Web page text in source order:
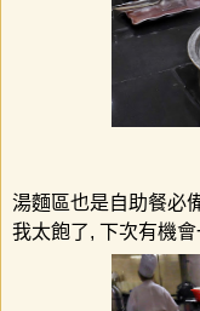
湯麵區也是自助餐必
我太飽了, 下次有機